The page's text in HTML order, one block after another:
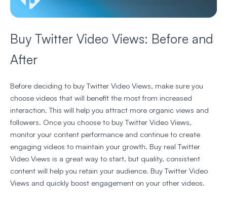
Buy Twitter Video Views: Before and
After
Before deciding to buy Twitter Video Views, make sure you
choose videos that will benefit the most from increased
interaction. This will help you attract more organic views and
followers. Once you choose to buy Twitter Video Views,
monitor your content performance and continue to create
engaging videos to maintain your growth. Buy real Twitter
Video Views is a great way to start, but quality, consistent
content will help you retain your audience. Buy Twitter Video
Views and quickly boost engagement on your other videos.